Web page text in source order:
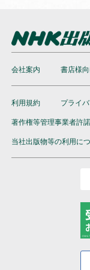
会社案内 書店様
利用規約 プライ
著作権等管理事業者許
当社出版物等の利用に